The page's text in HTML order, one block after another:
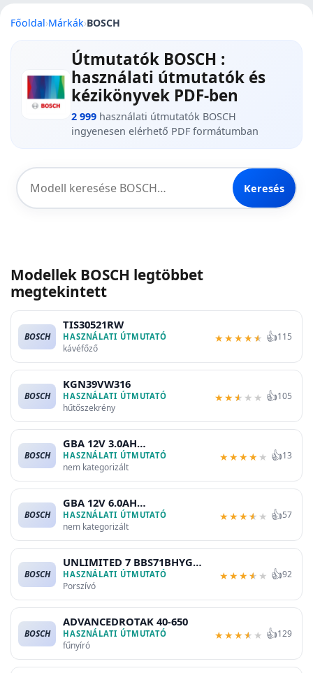
Főoldal›Márkák›BOSCH
Útmutatók BOSCH :
használati útmutatók és
kézikönyvek PDF-ben
2 999 használati útmutatók BOSCH
ingyenesen elérhető PDF formátumban
Keresés
Modellek BOSCH legtöbbet
megtekintett
BOSCH
TIS30521RW
HASZNÁLATI ÚTMUTATÓ
kávéfőző
★★★★★ 👍115
BOSCH
KGN39VW316
HASZNÁLATI ÚTMUTATÓ
hűtőszekrény
★★★ ★ ★ 👍105
BOSCH
GBA 12V 3.0AH
PROFESSIONAL
HASZNÁLATI ÚTMUTATÓ
nem kategorizált
★★★★ ★ 👍13
BOSCH
GBA 12V 6.0AH
PROFESSIONAL
HASZNÁLATI ÚTMUTATÓ
nem kategorizált
★★★★ ★ 👍57
BOSCH
UNLIMITED 7 BBS71BHYG
PROHYGIENIC AQUA
HASZNÁLATI ÚTMUTATÓ
Porszívó
★★★★ ★ 👍92
BOSCH
ADVANCEDROTAK 40-650
HASZNÁLATI ÚTMUTATÓ
fűnyíró
★★★★ ★ 👍129